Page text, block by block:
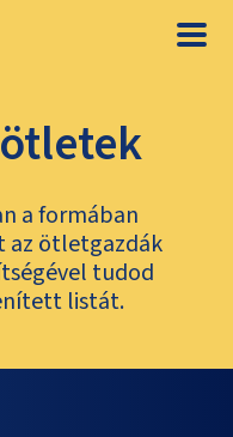
a formában
az ötletgazdák
tudod
listát.